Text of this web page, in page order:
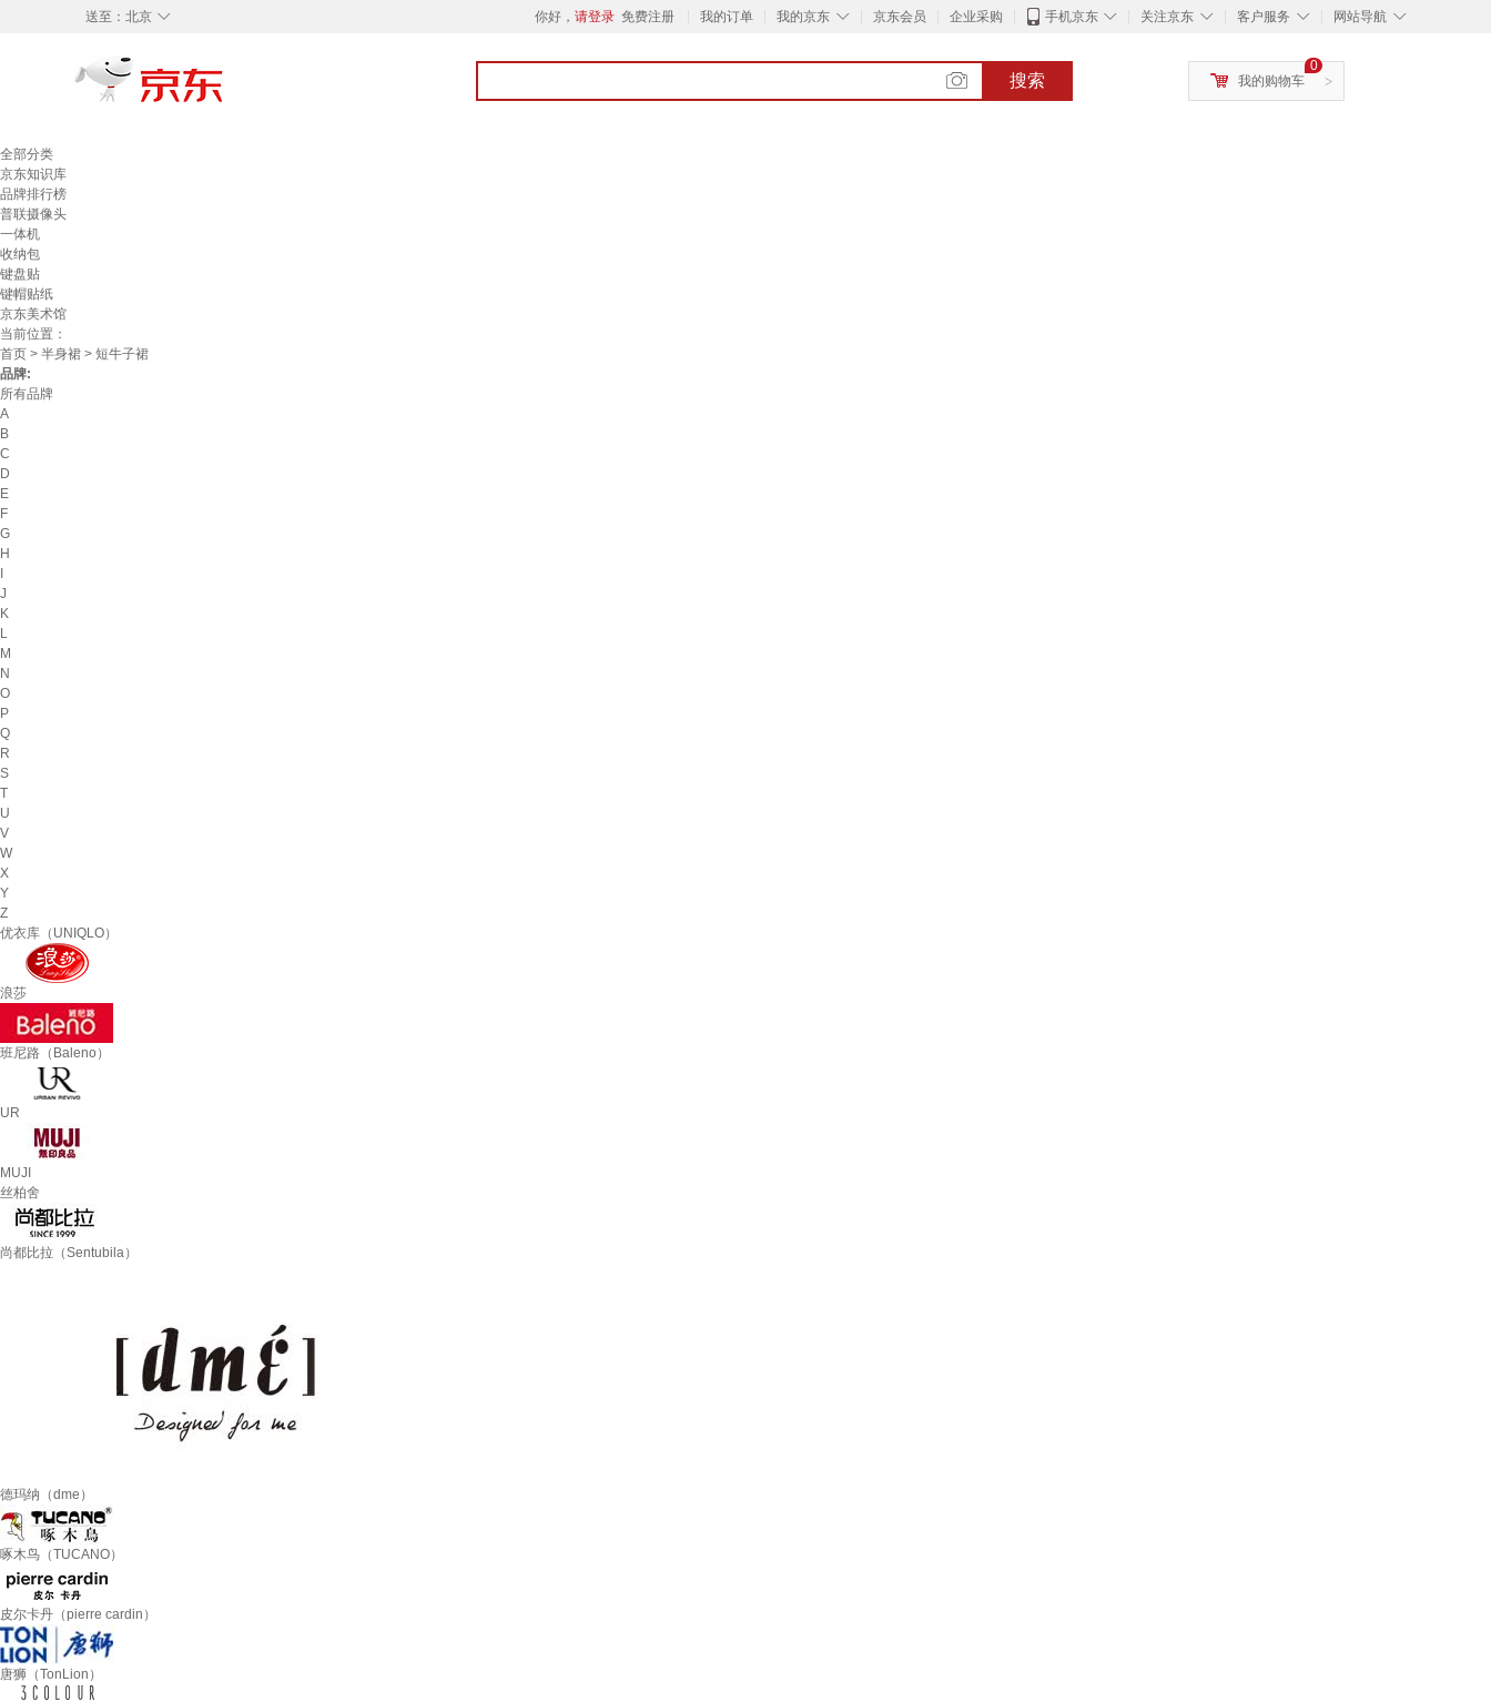
◇
送至： 北京 你好， 请登录 免费注册 我的订单 ◇
我的京东 京东会员 企业采购 ◇
手机京东 ◇
关注京东 ◇
客户服务 ◇
网站导航
搜索 >
0
我的购物车
全部分类
京东知识库
品牌排行榜
普联摄像头
一体机
收纳包
键盘贴
键帽贴纸
京东美术馆
当前位置：
首页 > 半身裙 > 短牛子裙
品牌:
所有品牌
A
B
C
D
E
F
G
H
J
K
L
M
N
O
P
Q
R
S
T
U
V
W
X
Y
Z
优衣库（UNIQLO）
浪莎
班尼路（Baleno）
UR
MUJI
丝柏舍
尚都比拉（Sentubila）
德玛纳（dme）
啄木鸟（TUCANO）
皮尔卡丹（pierre cardin）
唐狮（TonLion）